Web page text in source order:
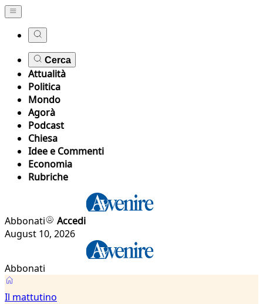
Cerca
Attualità
Politica
Mondo
Agorà
Podcast
Chiesa
Idee e Commenti
Economia
Rubriche
Abbonati
Accedi
August 10, 2026
Abbonati
Il mattutino